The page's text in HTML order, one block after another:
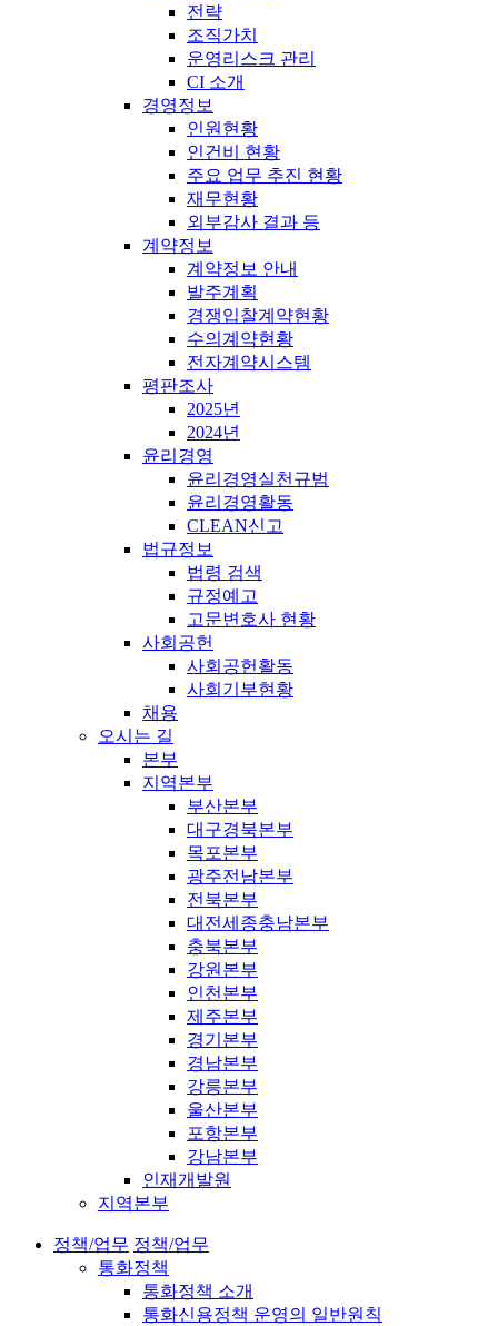
전략
조직가치
운영리스크 관리
CI 소개
경영정보
인원현황
인건비 현황
주요 업무 추진 현황
재무현황
외부감사 결과 등
계약정보
계약정보 안내
발주계획
경쟁입찰계약현황
수의계약현황
전자계약시스템
평판조사
2025년
2024년
윤리경영
윤리경영실천규범
윤리경영활동
CLEAN신고
법규정보
법령 검색
규정예고
고문변호사 현황
사회공헌
사회공헌활동
사회기부현황
채용
오시는 길
본부
지역본부
부산본부
대구경북본부
목포본부
광주전남본부
전북본부
대전세종충남본부
충북본부
강원본부
인천본부
제주본부
경기본부
경남본부
강릉본부
울산본부
포항본부
강남본부
인재개발원
지역본부
정책/업무 정책/업무
통화정책
통화정책 소개
통화신용정책 운영의 일반원칙